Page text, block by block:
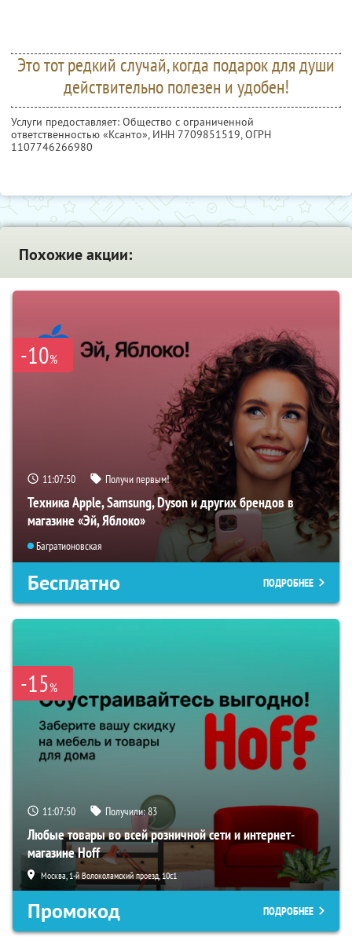
Это тот редкий случай, когда подарок для души
действительно полезен и удобен!
Услуги предоставляет: Общество с ограниченной
ответственностью «Ксанто», ИНН 7709851519, ОГРН
1107746266980
Похожие акции:
-10%
11:07:49 Получи первым!
Техника Apple, Samsung, Dyson и других брендов в
магазине «Эй, Яблоко»
Багратионовская
Бесплатно ПОДРОБНЕЕ
-15%
11:07:49 Получили:83
Любые товары во всей розничной сети и интернет-
магазине Hoff
Москва, 1-й Волоколамский проезд, 10с1
Промокод ПОДРОБНЕЕ